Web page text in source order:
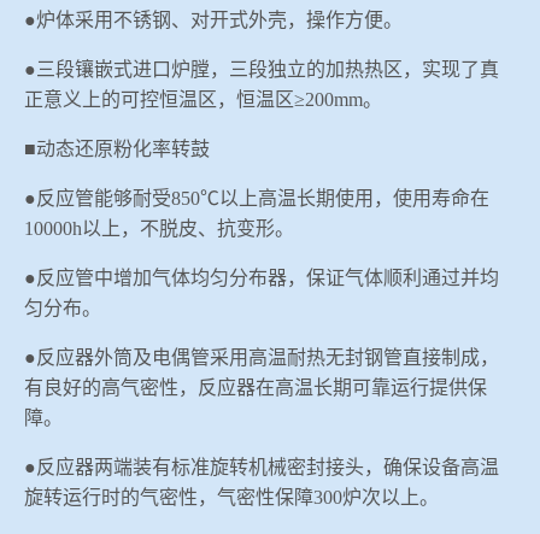
●炉体采用不锈钢、对开式外壳，操作方便。
●三段镶嵌式进口炉膛，三段独立的加热热区，实现了真
正意义上的可控恒温区，恒温区≥200mm。
■动态还原粉化率转鼓
●反应管能够耐受850℃以上高温长期使用，使用寿命在
10000h以上，不脱皮、抗变形。
●反应管中增加气体均匀分布器，保证气体顺利通过并均
匀分布。
●反应器外筒及电偶管采用高温耐热无封钢管直接制成，
有良好的高气密性，反应器在高温长期可靠运行提供保
障。
●反应器两端装有标准旋转机械密封接头，确保设备高温
旋转运行时的气密性，气密性保障300炉次以上。